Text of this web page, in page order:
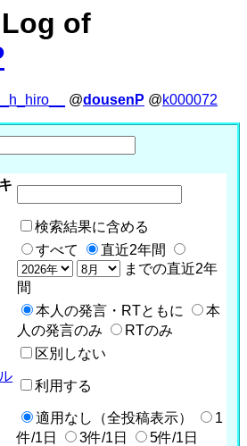
of
__h_hiro__ @dousenP @k000072
検索結果に含める
すべて
直近2年間
までの直近2年
間
本人の発言・RTともに
本
人の発言のみ
RTのみ
区別しない
利用する
適用なし（全投稿表示）
1
件/1日
3件/1日 5件/1日